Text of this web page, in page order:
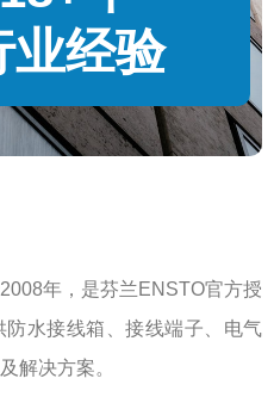
业经验
年，是芬兰ENSTO官方授
水接线箱、接线端子、电气
解决方案。